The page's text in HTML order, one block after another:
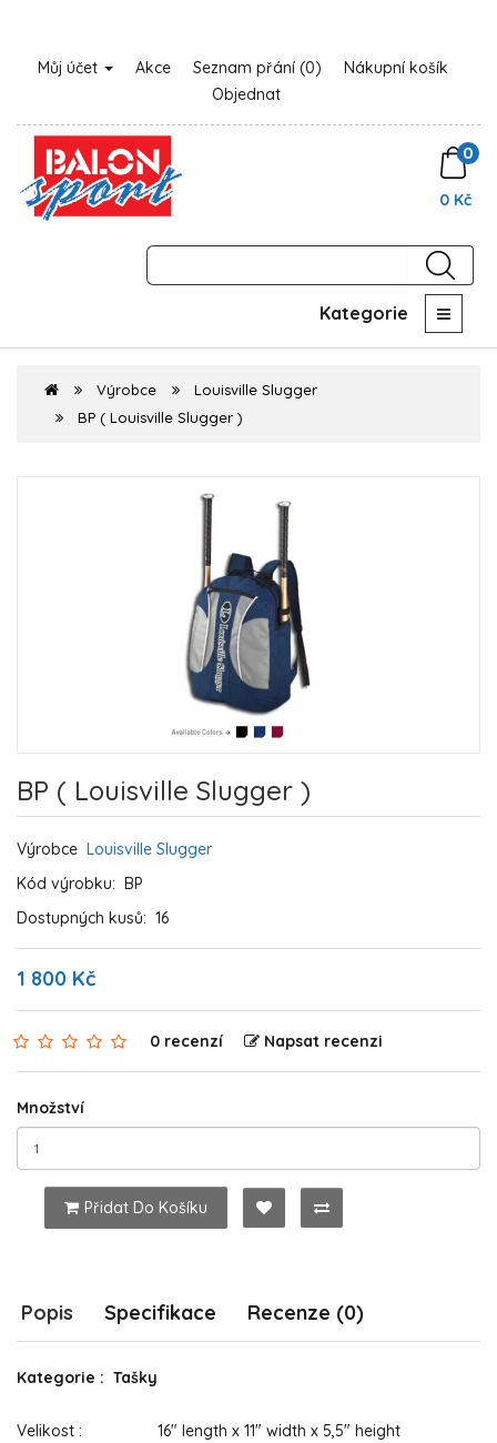
Můj účet Akce Seznam přání (0)
Nákupní košík
Objednat
0
0 Kč
Kategorie
Výrobce
Louisville Slugger
BP ( Louisville Slugger )
BP ( Louisville Slugger )
Výrobce Louisville Slugger
Kód výrobku: BP
Dostupných kusů: 16
1 800 Kč
0 recenzí Napsat recenzi
Množství
Přidat Do Košíku
Popis Specifikace Recenze (0)
Kategorie : Tašky
Velikost : 16" length x 11" width x 5,5" height